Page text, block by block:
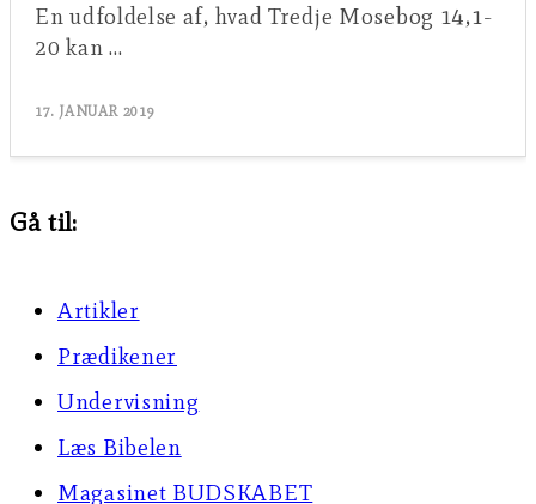
En udfoldelse af, hvad Tredje Mosebog 14,1-
20 kan …
17. JANUAR 2019
Gå til:
Artikler
Prædikener
Undervisning
Læs Bibelen
Magasinet BUDSKABET